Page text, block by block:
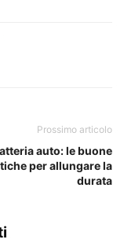
Prossimo articolo
auto: le buone
per allungare la
durata